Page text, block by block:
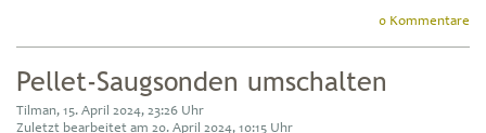
0 Kommentare
Pellet-Saugsonden umschalten
Tilman, 15. April 2024, 23:26 Uhr
Zuletzt bearbeitet am 20. April 2024, 10:15 Uhr